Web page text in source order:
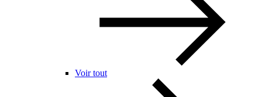
Voir tout